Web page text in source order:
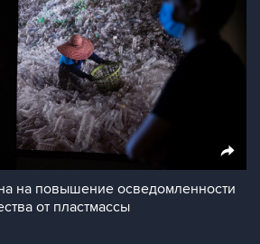
на повышение осведомленности
от пластмассы